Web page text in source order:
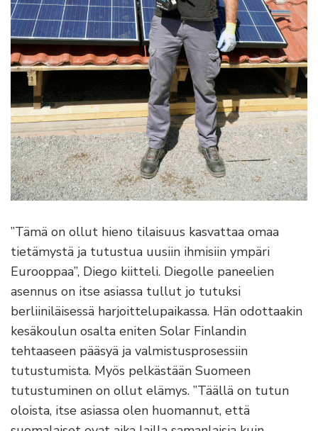
”Tämä on ollut hieno tilaisuus kasvattaa omaa
tietämystä ja tutustua uusiin ihmisiin ympäri
Eurooppaa”, Diego kiitteli. Diegolle paneelien
asennus on itse asiassa tullut jo tutuksi
berliiniläisessä harjoittelupaikassa. Hän odottaakin
kesäkoulun osalta eniten Solar Finlandin
tehtaaseen pääsyä ja valmistusprosessiin
tutustumista. Myös pelkästään Suomeen
tutustuminen on ollut elämys. ”Täällä on tutun
oloista, itse asiassa olen huomannut, että